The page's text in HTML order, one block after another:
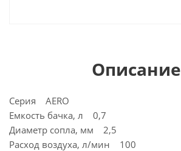
Описание
Серия AERO
Емкость бачка, л 0,7
Диаметр сопла, мм 2,5
Расход воздуха, л/мин 100